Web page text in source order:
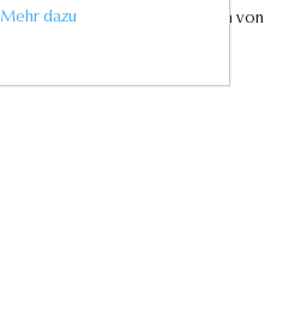
Perlen und lassen Sie sich von
Kollektionen verzaubern.
Mehr dazu